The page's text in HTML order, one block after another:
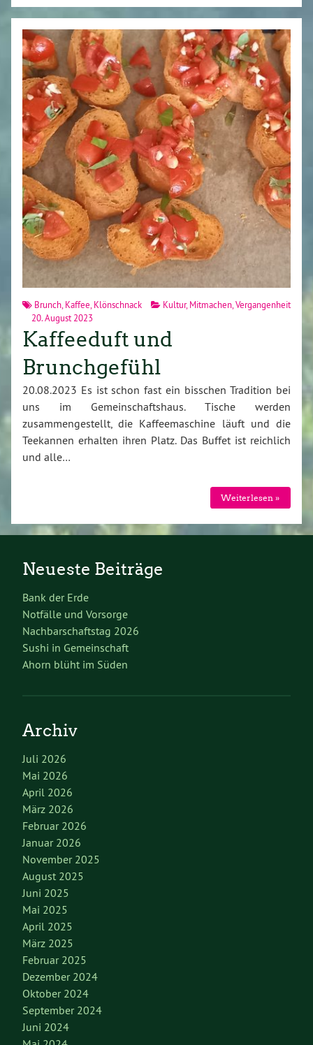
Brunch Kaffee Klönschnack Kultur, Mitmachen Vergangenheit
20. August 2023
Kaffeeduft und
Brunchgefühl
20.08.2023 Es ist schon fast ein bisschen Tradition bei
uns im Gemeinschaftshaus. Tische werden
zusammengestellt, die Kaffeemaschine läuft und die
Teekannen erhalten ihren Platz. Das Buffet ist reichlich
und alle…
Weiterlesen »
Neueste Beiträge
Bank der Erde
Notfälle und Vorsorge
Nachbarschaftstag 2026
Sushi in Gemeinschaft
Ahorn blüht im Süden
Archiv
Juli 2026
Mai 2026
April 2026
März 2026
Februar 2026
Januar 2026
November 2025
August 2025
Juni 2025
Mai 2025
April 2025
März 2025
Februar 2025
Dezember 2024
Oktober 2024
September 2024
Juni 2024